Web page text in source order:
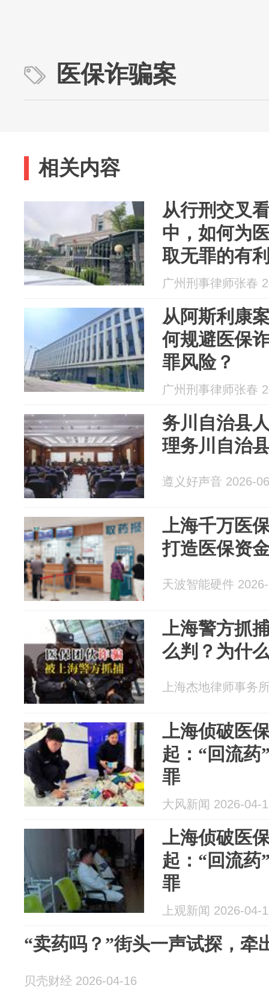
医保诈骗案
相关内容
从行刑交叉
中，如何为
取无罪的有
广州刑事律师张春
从阿斯利康
何规避医保
罪风险？
广州刑事律师张春
务川自治县
理务川自治
遵义好声音 2026-
上海千万医
打造医保资
天波智能硬件
上海警方抓
么判？为什
上海杰地律师事务
上海侦破医
起：“回流药
罪
大风新闻 2026-04-
上海侦破医
起：“回流药
罪
上观新闻 2026-04-
“卖药吗？”街头一声试探，牵
贝壳财经 2026-04-16